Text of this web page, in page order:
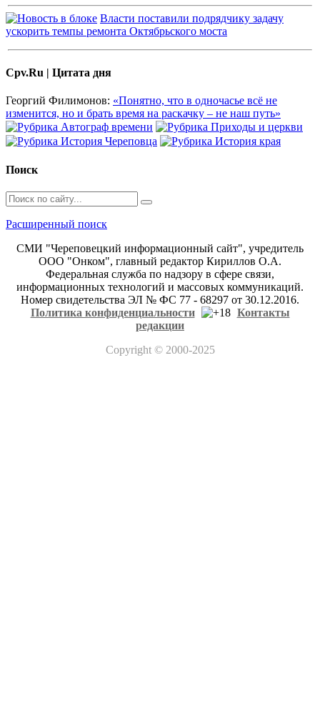
Власти поставили подрядчику задачу
ускорить темпы ремонта Октябрьского моста
Cpv.Ru | Цитата дня
Георгий Филимонов: «Понятно, что в одночасье всё не
изменится, но и брать время на раскачку – не наш путь»
Поиск
Расширенный поиск
СМИ "Череповецкий информационный сайт", учредитель
ООО "Онком", главный редактор Кириллов О.А.
Федеральная служба по надзору в сфере связи,
информационных технологий и массовых коммуникаций.
Номер свидетельства ЭЛ № ФС 77 - 68297 от 30.12.2016.
Политика конфиденциальности
Контакты
редакции
Copyright© 2000-2025